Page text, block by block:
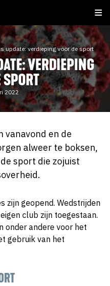
update: verdieping voor de sport
VERDIEPING
SPORT
2022
vanavond en de
alweer te boksen,
sport die zojuist
zijn geopend. Wedstrijden
club zijn toegestaan.
onder andere voor het
gebruik van het